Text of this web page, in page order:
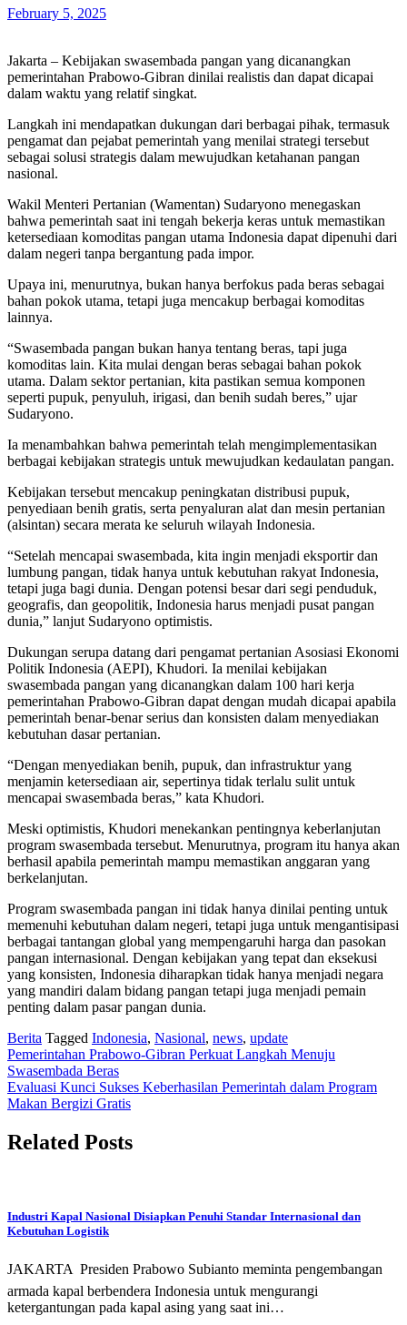
February 5, 2025
Jakarta – Kebijakan swasembada pangan yang dicanangkan
pemerintahan Prabowo-Gibran dinilai realistis dan dapat dicapai
dalam waktu yang relatif singkat.
Langkah ini mendapatkan dukungan dari berbagai pihak, termasuk
pengamat dan pejabat pemerintah yang menilai strategi tersebut
sebagai solusi strategis dalam mewujudkan ketahanan pangan
nasional.
Wakil Menteri Pertanian (Wamentan) Sudaryono menegaskan
bahwa pemerintah saat ini tengah bekerja keras untuk memastikan
ketersediaan komoditas pangan utama Indonesia dapat dipenuhi dari
dalam negeri tanpa bergantung pada impor.
Upaya ini, menurutnya, bukan hanya berfokus pada beras sebagai
bahan pokok utama, tetapi juga mencakup berbagai komoditas
lainnya.
“Swasembada pangan bukan hanya tentang beras, tapi juga
komoditas lain. Kita mulai dengan beras sebagai bahan pokok
utama. Dalam sektor pertanian, kita pastikan semua komponen
seperti pupuk, penyuluh, irigasi, dan benih sudah beres,” ujar
Sudaryono.
Ia menambahkan bahwa pemerintah telah mengimplementasikan
berbagai kebijakan strategis untuk mewujudkan kedaulatan pangan.
Kebijakan tersebut mencakup peningkatan distribusi pupuk,
penyediaan benih gratis, serta penyaluran alat dan mesin pertanian
(alsintan) secara merata ke seluruh wilayah Indonesia.
“Setelah mencapai swasembada, kita ingin menjadi eksportir dan
lumbung pangan, tidak hanya untuk kebutuhan rakyat Indonesia,
tetapi juga bagi dunia. Dengan potensi besar dari segi penduduk,
geografis, dan geopolitik, Indonesia harus menjadi pusat pangan
dunia,” lanjut Sudaryono optimistis.
Dukungan serupa datang dari pengamat pertanian Asosiasi Ekonomi
Politik Indonesia (AEPI), Khudori. Ia menilai kebijakan
swasembada pangan yang dicanangkan dalam 100 hari kerja
pemerintahan Prabowo-Gibran dapat dengan mudah dicapai apabila
pemerintah benar-benar serius dan konsisten dalam menyediakan
kebutuhan dasar pertanian.
“Dengan menyediakan benih, pupuk, dan infrastruktur yang
menjamin ketersediaan air, sepertinya tidak terlalu sulit untuk
mencapai swasembada beras,” kata Khudori.
Meski optimistis, Khudori menekankan pentingnya keberlanjutan
program swasembada tersebut. Menurutnya, program itu hanya akan
berhasil apabila pemerintah mampu memastikan anggaran yang
berkelanjutan.
Program swasembada pangan ini tidak hanya dinilai penting untuk
memenuhi kebutuhan dalam negeri, tetapi juga untuk mengantisipasi
berbagai tantangan global yang mempengaruhi harga dan pasokan
pangan internasional. Dengan kebijakan yang tepat dan eksekusi
yang konsisten, Indonesia diharapkan tidak hanya menjadi negara
yang mandiri dalam bidang pangan tetapi juga menjadi pemain
penting dalam pasar pangan dunia.
Berita Tagged Indonesia, Nasional, news, update
Post
navigation
Pemerintahan Prabowo-Gibran Perkuat Langkah Menuju
Swasembada Beras
Evaluasi Kunci Sukses Keberhasilan Pemerintah dalam Program
Makan Bergizi Gratis
Related Posts
Industri Kapal Nasional Disiapkan Penuhi Standar Internasional dan
Kebutuhan Logistik
JAKARTA  Presiden Prabowo Subianto meminta pengembangan
armada kapal berbendera Indonesia untuk mengurangi
ketergantungan pada kapal asing yang saat ini…